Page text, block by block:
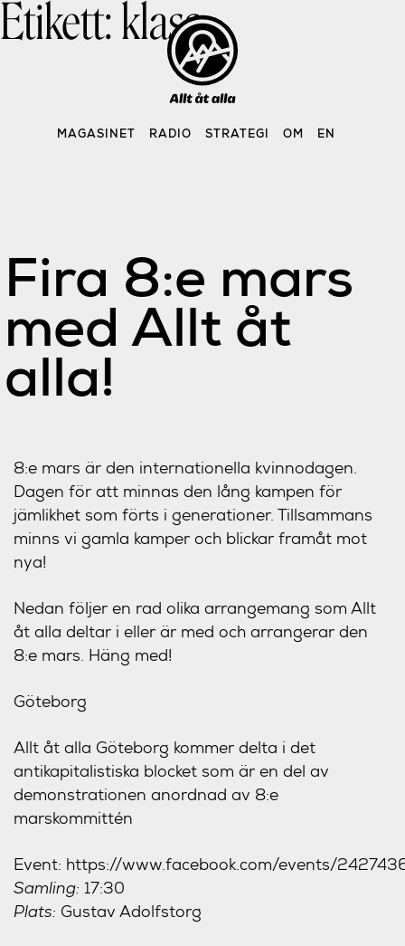
Skip
MAGASINET RADIO STRATEGI OM EN
Etikett:klass
Fira 8:e mars
med Allt åt
alla!
8:e mars är den internationella kvinnodagen.
Dagen för att minnas den lång kampen för
jämlikhet som förts i generationer. Tillsammans
minns vi gamla kamper och blickar framåt mot
nya!
Nedan följer en rad olika arrangemang som Allt
åt alla deltar i eller är med och arrangerar den
8:e mars. Häng med!
Göteborg
Allt åt alla Göteborg kommer delta i det
antikapitalistiska blocket som är en del av
demonstrationen anordnad av 8:e
marskommittén
Event: https://www.facebook.com/events/
Samling: 17:30
Plats: Gustav Adolfstorg